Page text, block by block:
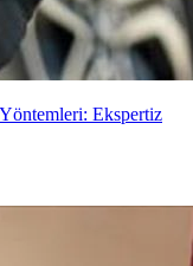
Yöntemleri: Ekspertiz